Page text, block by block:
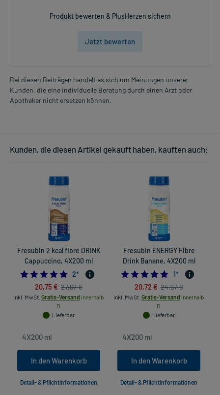
Produkt bewerten & PlusHerzen sichern
Jetzt bewerten
Bei diesen Beiträgen handelt es sich um Meinungen unserer
Kunden, die eine individuelle Beratung durch einen Arzt oder
Apotheker nicht ersetzen können.
Kunden, die diesen Artikel gekauft haben, kauften auch:
Fresubin 2 kcal fibre DRINK
Cappuccino, 4X200 ml
5.0
2*
20,75 € 27,67 €
inkl. MwSt. Gratis-Versand innerhalb
D.
Lieferbar
In den Warenkorb
Detail- & Pflichtinformationen
Fresubin ENERGY Fibre
Drink Banane, 4X200 ml
5.0
1*
20,72 € 24,67 €
inkl. MwSt. Gratis-Versand innerhalb
D.
Lieferbar
In den Warenkorb
Detail- & Pflichtinformationen